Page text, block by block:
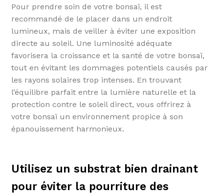
Pour prendre soin de votre bonsaï, il est
recommandé de le placer dans un endroit
lumineux, mais de veiller à éviter une exposition
directe au soleil. Une luminosité adéquate
favorisera la croissance et la santé de votre bonsaï,
tout en évitant les dommages potentiels causés par
les rayons solaires trop intenses. En trouvant
l’équilibre parfait entre la lumière naturelle et la
protection contre le soleil direct, vous offrirez à
votre bonsaï un environnement propice à son
épanouissement harmonieux.
Utilisez un substrat bien drainant
pour éviter la pourriture des